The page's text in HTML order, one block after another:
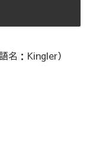
名：Kingler）